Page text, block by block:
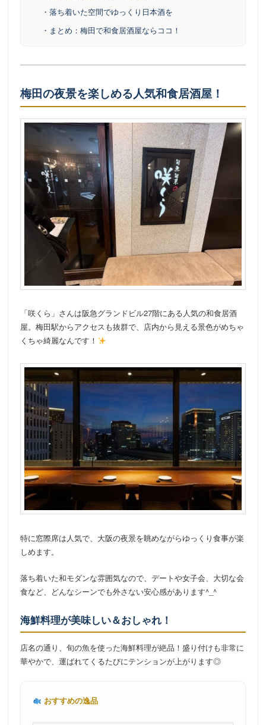
・落ち着いた空間でゆっくり日本酒を
・まとめ：梅田で和食居酒屋ならココ！
梅田の夜景を楽しめる人気和食居酒屋！
「咲くら」さんは阪急グランドビル27階にある人気の和食居酒
屋。梅田駅からアクセスも抜群で、店内から見える景色がめちゃ
くちゃ綺麗なんです！
特に窓際席は人気で、大阪の夜景を眺めながらゆっくり食事が楽
しめます。
落ち着いた和モダンな雰囲気なので、デートや女子会、大切な会
食など、どんなシーンでも外さない安心感があります^_^
海鮮料理が美味しい＆おしゃれ！
店名の通り、旬の魚を使った海鮮料理が絶品！盛り付けも非常に
華やかで、運ばれてくるたびにテンションが上がります◎
おすすめの逸品